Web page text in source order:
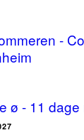
-
ø - 11